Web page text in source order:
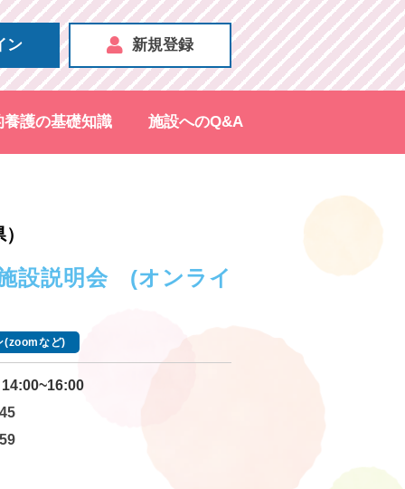
ン 新規登録
養護の基礎知識 施設へのQ&A
設説明会 (オンライ
(zoomなど)